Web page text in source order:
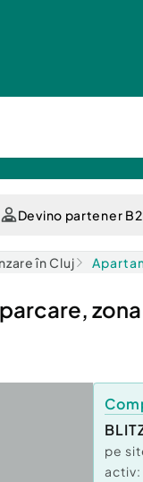
Devino partener
în Cluj
pe
activ: